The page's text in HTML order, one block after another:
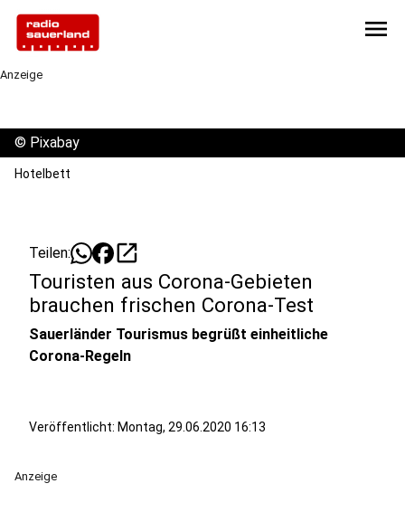
menu
Anzeige
© Pixabay
Hotelbett
Teilen: open_in_new
Touristen aus Corona-Gebieten
brauchen frischen Corona-Test
Sauerländer Tourismus begrüßt einheitliche
Corona-Regeln
Veröffentlicht: Montag, 29.06.2020 16:13
Anzeige